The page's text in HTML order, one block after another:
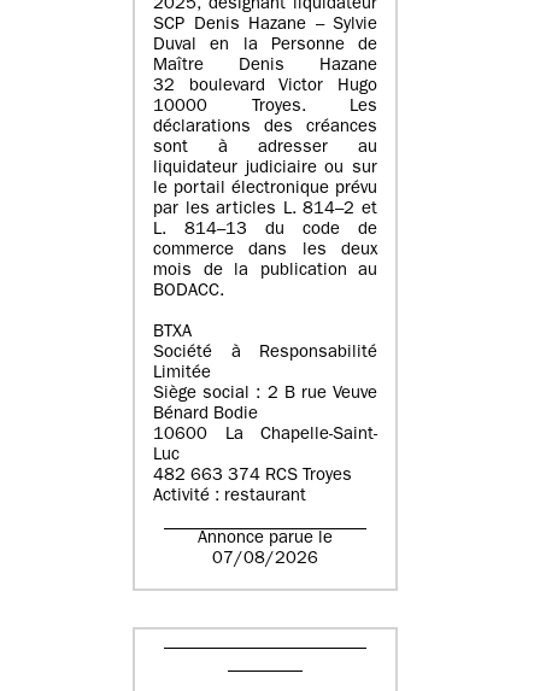
2025, désignant liquidateur
SCP Denis Hazane – Sylvie
Duval en la Personne de
Maître Denis Hazane
32 boulevard Victor Hugo
10000 Troyes. Les
déclarations des créances
sont à adresser au
liquidateur judiciaire ou sur
le portail électronique prévu
par les articles L. 814–2 et
L. 814–13 du code de
commerce dans les deux
mois de la publication au
BODACC.
BTXA
Société à Responsabilité
Limitée
Siège social : 2 B rue Veuve
Bénard Bodie
10600 La Chapelle-Saint-
Luc
482 663 374 RCS Troyes
Activité : restaurant
Annonce parue le
07/08/2026